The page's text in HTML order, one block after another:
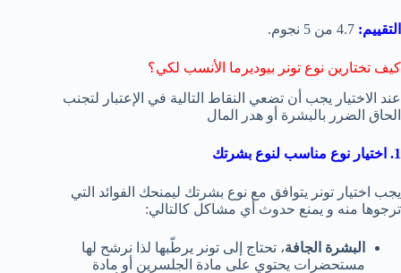
التقييم:
كيف تختارين نوع تونر بيوديرما الأنسب لكي؟
عند الاختيار يجب أن تضعي النقاط التالية في الإعتبار لتجنب
الحاق الضرر بالبشرة أو هدر المال
1. اختيار نوع مناسب لنوع بشرتك
يجب اختيار تونر يتوافق مع نوع بشرتك ليمنحك الفوائد التي
ترجوها منه و يمنع حدوث أي مشاكل كالتالي:
البشرة الجافة، تحتاج إلى تونر يرطّبها لذا نرشح لها
مستحضرات يحتوي على مادة الجلسرين أو مادة